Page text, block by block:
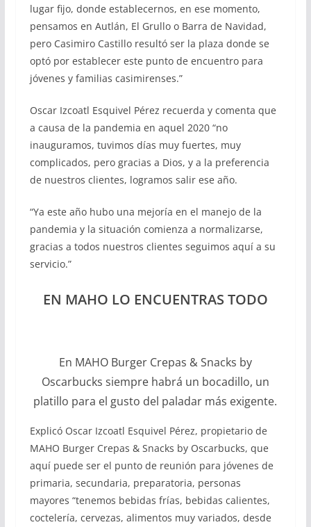
lugar fijo, donde establecernos, en ese momento,
pensamos en Autlán, El Grullo o Barra de Navidad,
pero Casimiro Castillo resultó ser la plaza donde se
optó por establecer este punto de encuentro para
jóvenes y familias casimirenses.”
Oscar Izcoatl Esquivel Pérez recuerda y comenta que
a causa de la pandemia en aquel 2020 “no
inauguramos, tuvimos días muy fuertes, muy
complicados, pero gracias a Dios, y a la preferencia
de nuestros clientes, logramos salir ese año.
“Ya este año hubo una mejoría en el manejo de la
pandemia y la situación comienza a normalizarse,
gracias a todos nuestros clientes seguimos aquí a su
servicio.”
EN MAHO LO ENCUENTRAS TODO
En MAHO Burger Crepas & Snacks by
Oscarbucks siempre habrá un bocadillo, un
platillo para el gusto del paladar más exigente.
Explicó Oscar Izcoatl Esquivel Pérez, propietario de
MAHO Burger Crepas & Snacks by Oscarbucks, que
aquí puede ser el punto de reunión para jóvenes de
primaria, secundaria, preparatoria, personas
mayores “tenemos bebidas frías, bebidas calientes,
coctelería, cervezas, alimentos muy variados, desde